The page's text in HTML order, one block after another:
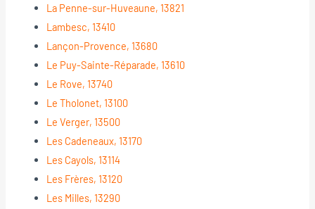
La Penne-sur-Huveaune, 13821
Lambesc, 13410
Lançon-Provence, 13680
Le Puy-Sainte-Réparade, 13610
Le Rove, 13740
Le Tholonet, 13100
Le Verger, 13500
Les Cadeneaux, 13170
Les Cayols, 13114
Les Frères, 13120
Les Milles, 13290